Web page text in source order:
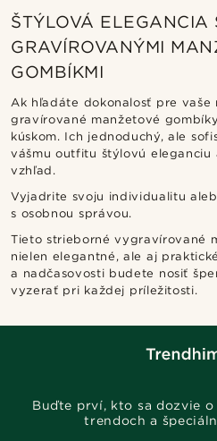
ŠTÝLOVÁ ELEGANCIA
GRAVÍROVANÝMI
GOMBÍKMI
Ak hľadáte dokonalosť pre vaše
gravírované manžetové
kúskom. Ich jednoduchý, ale
vášmu outfitu štýlovú eleganciu
vzhľad.
Vyjadrite svoju individualitu
s osobnou správou.
Tieto strieborné vygravírované
nielen elegantné, ale aj
a nadčasovosti budete nosiť
vyzerať pri každej príležitosti.
Buďte prví, kto sa dozvie
trendoch a